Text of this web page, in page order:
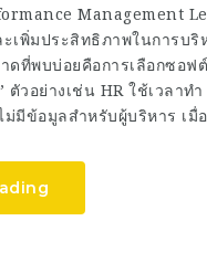
Management
เพิ่มประสิทธิภาพในการบริ
ดที่พบบ่อยคือการเลือกซอ
ตัวอย่างเช่น HR ใช้เวลา
มีข้อมูลสำหรับผู้บริหาร เมื่